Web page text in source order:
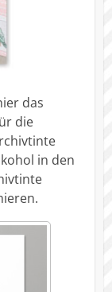
das
die
in den